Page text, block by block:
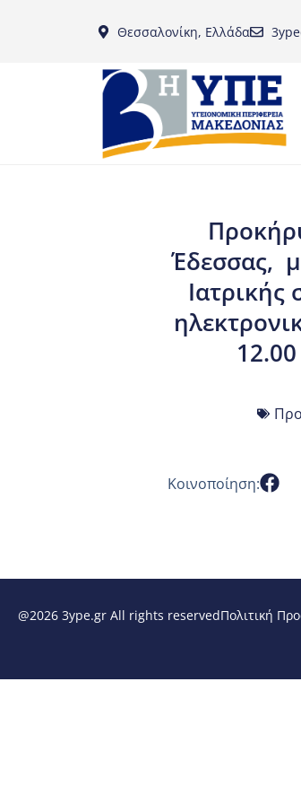
Θεσσαλονίκη, Ελλάδα
Έδεσσας,
Κοινοποίηση:
@2026 3ype.gr All rights reservedΠολιτική